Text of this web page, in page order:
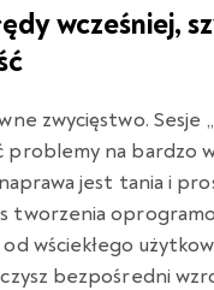
wcześniej,
zwycięstwo. Sesje
problemy na bardzo
jest tania i
tworzenia
wściekłego
bezpośredni